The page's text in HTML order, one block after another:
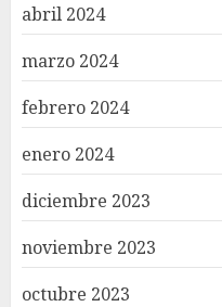
abril 2024
marzo 2024
febrero 2024
enero 2024
diciembre 2023
noviembre 2023
octubre 2023